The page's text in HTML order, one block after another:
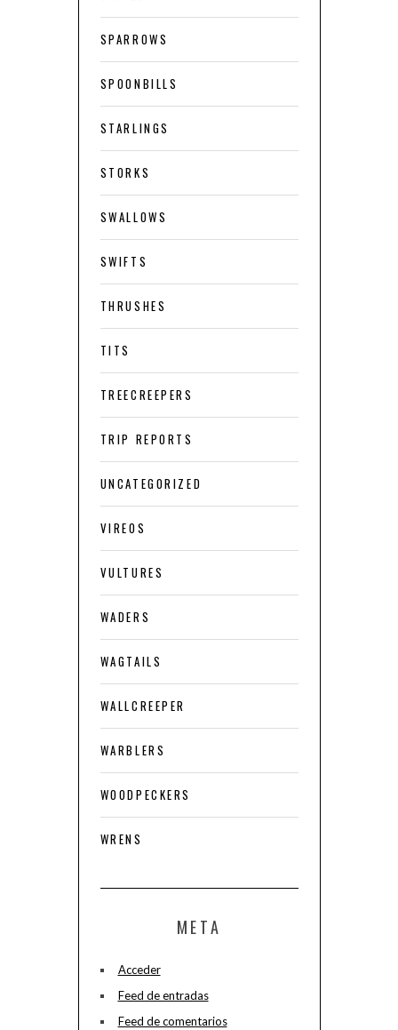
SPARROWS
SPOONBILLS
STARLINGS
STORKS
SWALLOWS
SWIFTS
THRUSHES
TITS
TREECREEPERS
TRIP REPORTS
UNCATEGORIZED
VIREOS
VULTURES
WADERS
WAGTAILS
WALLCREEPER
WARBLERS
WOODPECKERS
WRENS
META
Acceder
Feed de entradas
Feed de comentarios